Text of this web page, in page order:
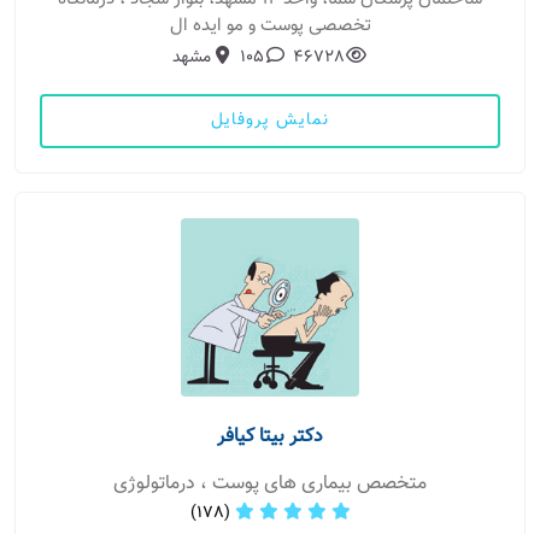
تخصصی پوست و مو ایده ال
46728
105 مشهد
نمایش پروفایل
دکتر بیتا کیافر
متخصص بیماری های پوست ، درماتولوژی
(178)